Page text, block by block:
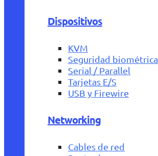
Dispositivos
KVM
Seguridad biométrica
Serial / Parallel
Tarjetas E/S
USB y Firewire
Networking
Cables de red